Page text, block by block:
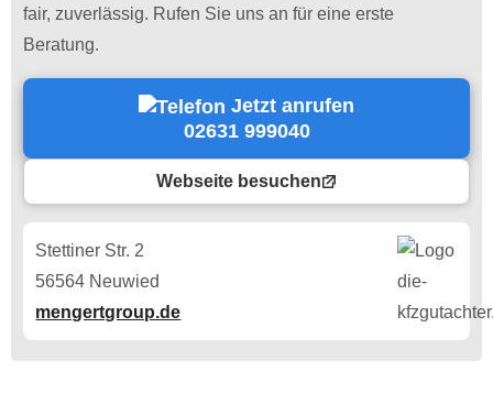
fair, zuverlässig. Rufen Sie uns an für eine erste
Beratung.
Jetzt anrufen
02631 999040
Webseite besuchen
Stettiner Str. 2
56564 Neuwied
mengertgroup.de